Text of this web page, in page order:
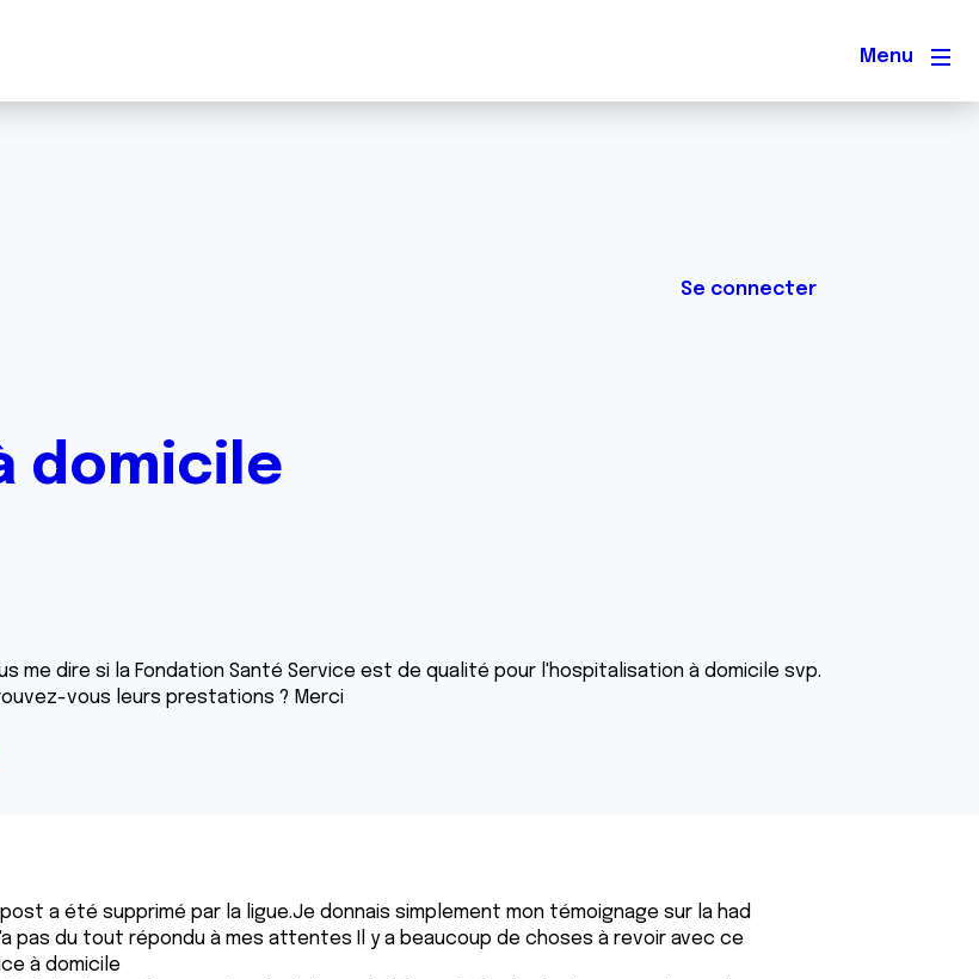
Menu
Se connecter
domicile
me dire si la Fondation Santé Service est de qualité pour l'hospitalisation à domicile svp.
vous leurs prestations ? Merci
post a été supprimé par la ligue.Je donnais simplement mon témoignage sur la had
pas du tout répondu à mes attentes Il y a beaucoup de choses à revoir avec ce
à domicile